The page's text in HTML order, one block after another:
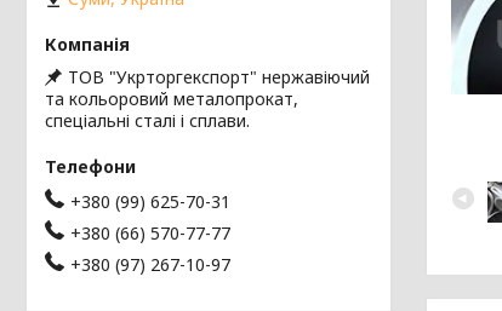
ТОВ "Укрторгекспорт" нержавіючий
та кольоровий металопрокат,
спеціальні сталі і сплави.
+380 (99) 625-70-31
+380 (66) 570-77-77
+380 (97) 267-10-97